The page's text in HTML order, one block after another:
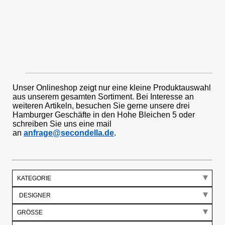
Unser Onlineshop zeigt nur eine kleine Produktauswahl
aus unserem gesamten Sortiment. Bei Interesse an
weiteren Artikeln, besuchen Sie gerne unsere drei
Hamburger Geschäfte in den Hohe Bleichen 5 oder
schreiben Sie uns eine mail
an anfrage@secondella.de.
KATEGORIE
GRÖSSE